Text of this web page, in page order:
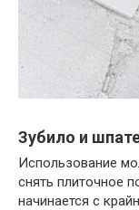
Зубило и
Использование
снять плиточное
начинается с